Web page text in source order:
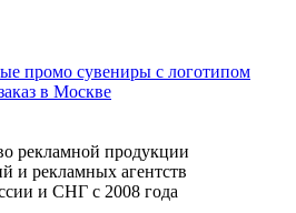
рекламной продукции
и рекламных агентств
и СНГ с 2008 года